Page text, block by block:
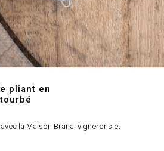
pliant en
la Maison Brana, vignerons et